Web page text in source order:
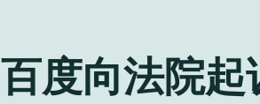
百度向法院起